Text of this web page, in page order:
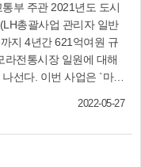
매입했다. 국토교통부
업 중앙공모에 지원하
주택 부지 확보가 반드시
장은 태어나고 자란, 선
이 고스란히 담긴 집과
위해 내놓기 어려웠다고
소행정과장) 과장은 "(김
부 주관 2021년도 도시
총괄사업 관리자 일반
지 4년간 621억여원 규
라전통시장 일원에 대해
업은 `마을
활문화공간 △활력 넘치
2022-05-27